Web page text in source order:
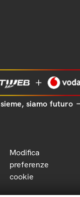
siamo futuro
Modifica
preferenze
cookie